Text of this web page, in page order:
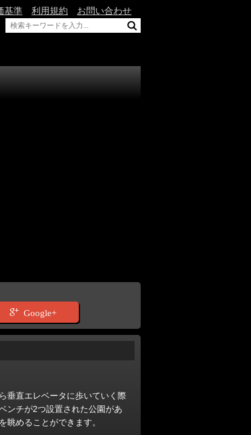
基準 利用規約 お問い合わせ
Google+
垂直エレベータに歩いていく際
ンチが2つ設置された公園があ
眺めることができます。